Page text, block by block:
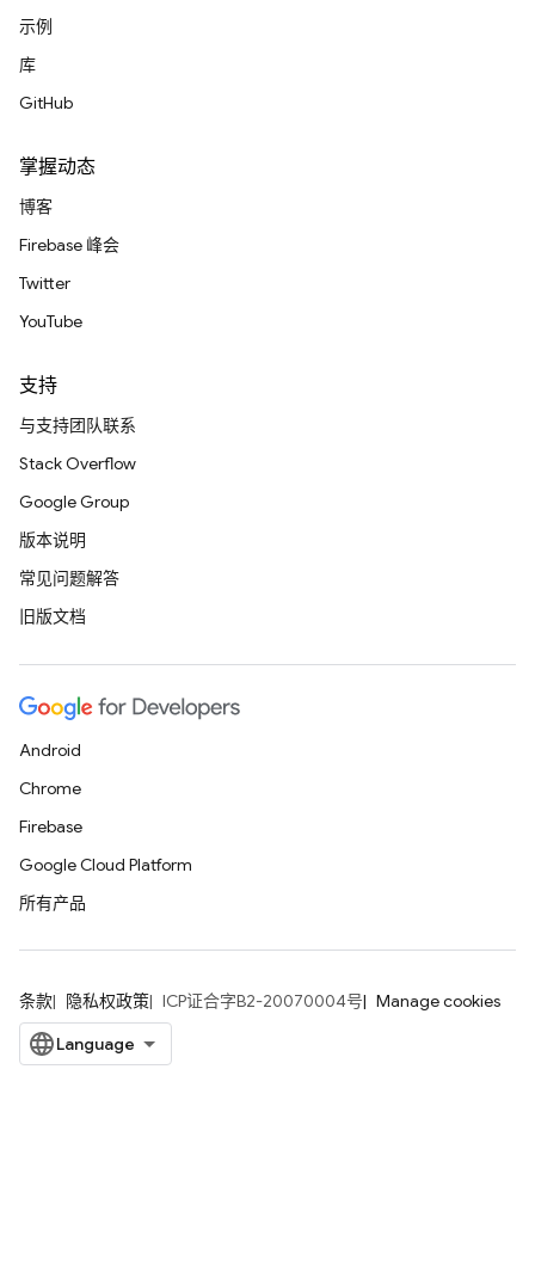
示例
库
GitHub
掌握动态
博客
Firebase 峰会
Twitter
YouTube
支持
与支持团队联系
Stack Overflow
Google Group
版本说明
常见问题解答
旧版文档
Android
Chrome
Firebase
Google Cloud Platform
所有产品
条款 隐私权政策 ICP证合字B2-20070004号 Manage cookies